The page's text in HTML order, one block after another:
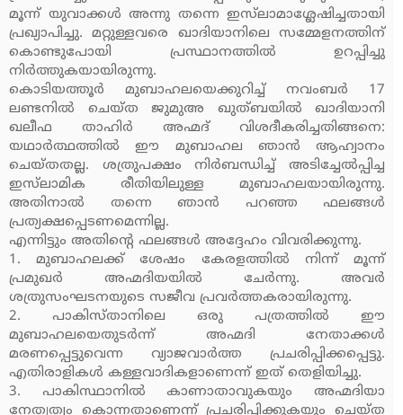
മൂന്ന് യുവാക്കള്‍ അന്നു തന്നെ ഇസ്‌ലാമാശ്ലേഷിച്ചതായി
പ്രഖ്യാപിച്ചു. മറ്റുള്ളവരെ ഖാദിയാനിലെ സമ്മേളനത്തിന്
കൊണ്ടുപോയി പ്രസ്ഥാനത്തില്‍ ഉറപ്പിച്ചു
നിര്‍ത്തുകയായിരുന്നു.
കൊടിയത്തൂര്‍ മുബാഹലയെക്കുറിച്ച് നവംബര്‍ 17
ലണ്ടനില്‍ ചെയ്ത ജുമുഅ ഖുത്ബയില്‍ ഖാദിയാനി
ഖലീഫ താഹിര്‍ അഹ്മദ് വിശദീകരിച്ചതിങ്ങനെ:
യഥാര്‍ത്ഥത്തില്‍ ഈ മുബാഹല ഞാന്‍ ആഹ്വാനം
ചെയ്തതല്ല. ശത്രുപക്ഷം നിര്‍ബന്ധിച്ച് അടിച്ചേല്‍പ്പിച്ച
ഇസ്‌ലാമിക രീതിയിലുള്ള മുബാഹലയായിരുന്നു.
അതിനാല്‍ തന്നെ ഞാന്‍ പറഞ്ഞ ഫലങ്ങള്‍
പ്രത്യക്ഷപ്പെടണമെന്നില്ല.
എന്നിട്ടും അതിന്റെ ഫലങ്ങള്‍ അദ്ദേഹം വിവരിക്കുന്നു.
1. മുബാഹലക്ക് ശേഷം കേരളത്തില്‍ നിന്ന് മൂന്ന്
പ്രമുഖര്‍ അഹ്മദിയയില്‍ ചേര്‍ന്നു. അവര്‍
ശത്രുസംഘടനയുടെ സജീവ പ്രവര്‍ത്തകരായിരുന്നു.
2. പാകിസ്താനിലെ ഒരു പത്രത്തില്‍ ഈ
മുബാഹലയെതുടര്‍ന്ന് അഹ്മദി നേതാക്കള്‍
മരണപ്പെട്ടുവെന്ന വ്യാജവാര്‍ത്ത പ്രചരിപ്പിക്കപ്പെട്ടു.
എതിരാളികള്‍ കള്ളവാദികളാണെന്ന് ഇത് തെളിയിച്ചു.
3. പാകിസ്ഥാനില്‍ കാണാതാവുകയും അഹ്മദിയാ
നേതൃത്വം കൊന്നതാണെന്ന് പ്രചരിപ്പിക്കുകയും ചെയ്ത